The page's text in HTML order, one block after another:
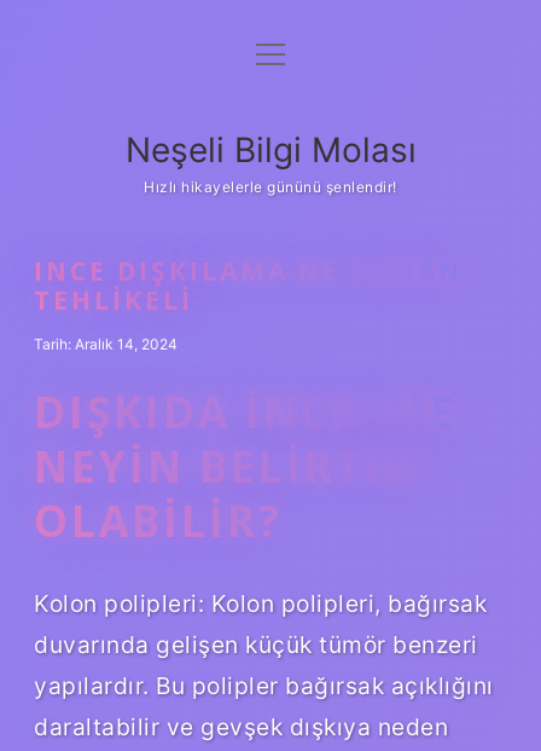
Anasayfa
Yasal Uyarı
menüyü
Neşeli Bilgi Molası
Hızlı hikayelerle gününü şenlendir!
INCE DIŞKILAMA NE ZAMAN
TEHLIKELI
Tarih: Aralık 14, 2024
DIŞKIDA INCELME
NEYIN BELIRTISI
OLABILIR?
Kolon polipleri: Kolon polipleri, bağırsak
duvarında gelişen küçük tümör benzeri
yapılardır. Bu polipler bağırsak açıklığını
daraltabilir ve gevşek dışkıya neden